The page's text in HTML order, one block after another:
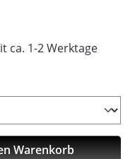
ca. 1-2 Werktage
gewünschten
Warenkorb